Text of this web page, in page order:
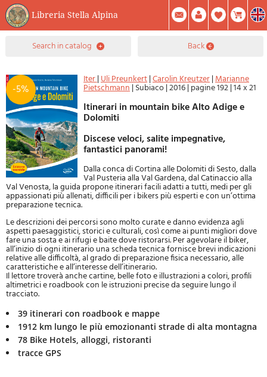
Libreria Stella Alpina
0Item(s) In Your Cart
Summary
Facebook
Create Account Mod. Password
search in catalog back
-5%
Iter|Uli Preunkert|Carolin Kreutzer|Marianne
Pietschmann| Subiaco|2016| pagine 192|14 x 21
Itinerari in mountain bike Alto Adige e
Dolomiti
Discese veloci, salite impegnative,
fantastici panorami!
Dalla conca di Cortina alle Dolomiti di Sesto, dalla
Val Pusteria alla Val Gardena, dal Catinaccio alla
Val Venosta, la guida propone itinerari facili adatti a tutti, medi per gli
appassionati più allenati, difficili per i bikers più esperti e con un’ottima
preparazione tecnica.
Le descrizioni dei percorsi sono molto curate e danno evidenza agli
aspetti paesaggistici, storici e culturali, così come ai punti migliori dove
fare una sosta e ai rifugi e baite dove ristorarsi. Per agevolare il biker,
all’inizio di ogni itinerario una scheda tecnica fornisce brevi indicazioni
relative alle difficoltà, al grado di preparazione fisica necessario, alle
caratteristiche e all’interesse dell’itinerario.
Il lettore troverà anche cartine, belle foto e illustrazioni a colori, profili
altimetrici e roadbook con le istruzioni precise da seguire lungo il
tracciato.
39 itinerari con roadbook e mappe
1912 km lungo le più emozionanti strade di alta montagna
78 Bike Hotels, alloggi, ristoranti
tracce GPS